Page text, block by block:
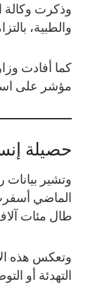
وذكرت وكالة
والطبية،
كما أفادت
مؤشر على
حصيلة
وتشير بيانات
الماضي
طال مئات
وتعكس هذه
التهدئة أو